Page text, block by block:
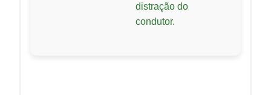
distração do
condutor.